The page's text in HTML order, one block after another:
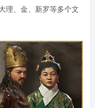
理、金、新罗等多个文